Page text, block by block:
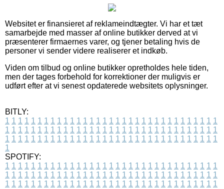
Websitet er finansieret af reklameindtægter. Vi har et tæt
samarbejde med masser af online butikker derved at vi
præsenterer firmaernes varer, og tjener betaling hvis de
personer vi sender videre realiserer et indkøb.
Viden om tilbud og online butikker opretholdes hele tiden,
men der tages forbehold for korrektioner der muligvis er
udført efter at vi senest opdaterede websitets oplysninger.
BITLY:
1 1 1 1 1 1 1 1 1 1 1 1 1 1 1 1 1 1 1 1 1 1 1 1 1 1 1 1 1 1 1 1 1
1 1 1 1 1 1 1 1 1 1 1 1 1 1 1 1 1 1 1 1 1 1 1 1 1 1 1 1 1 1 1 1 1
1 1 1 1 1 1 1 1 1 1 1 1 1 1 1 1 1 1 1 1 1 1 1 1 1 1 1 1 1 1 1 1 1
1
SPOTIFY:
1 1 1 1 1 1 1 1 1 1 1 1 1 1 1 1 1 1 1 1 1 1 1 1 1 1 1 1 1 1 1 1 1
1 1 1 1 1 1 1 1 1 1 1 1 1 1 1 1 1 1 1 1 1 1 1 1 1 1 1 1 1 1 1 1 1
1 1 1 1 1 1 1 1 1 1 1 1 1 1 1 1 1 1 1 1 1 1 1 1 1 1 1 1 1 1 1 1 1